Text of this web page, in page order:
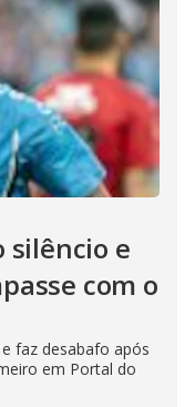
silêncio e
com o
faz desabafo após
em Portal do